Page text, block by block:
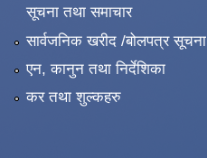
सूचना तथा समाचार
सार्वजनिक खरीद /बोलपत्र सूचना
एन, कानुन तथा निर्देशिका
कर तथा शुल्कहरु